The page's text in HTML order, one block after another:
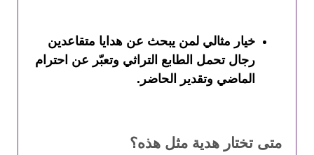
خيار مثالي لمن يبحث عن هدايا متقاعدين
رجال تحمل الطابع التراثي وتعبّر عن احترام
الماضي وتقدير الحاضر.
متى تختار هدية مثل هذه؟